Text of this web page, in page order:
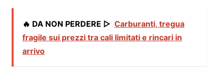
🔥 DA NON PERDERE ▷ Carburanti, tregua
fragile sui prezzi tra cali limitati e rincari in
arrivo